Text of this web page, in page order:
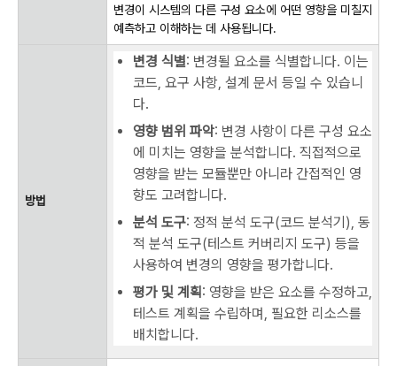
변경이 시스템의 다른 구성 요소에 어떤 영향을 미칠지
예측하고 이해하는 데 사용됩니다.
방법
변경 식별: 변경될 요소를 식별합니다. 이는
코드, 요구 사항, 설계 문서 등일 수 있습니
다.
영향 범위 파악: 변경 사항이 다른 구성 요소
에 미치는 영향을 분석합니다. 직접적으로
영향을 받는 모듈뿐만 아니라 간접적인 영
향도 고려합니다.
분석 도구: 정적 분석 도구(코드 분석기), 동
적 분석 도구(테스트 커버리지 도구) 등을
사용하여 변경의 영향을 평가합니다.
평가 및 계획: 영향을 받은 요소를 수정하고,
테스트 계획을 수립하며, 필요한 리소스를
배치합니다.